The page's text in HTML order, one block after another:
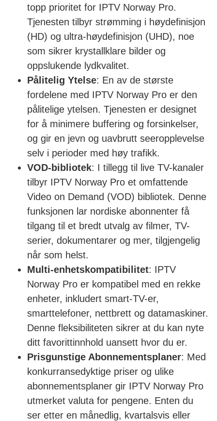
topp prioritet for IPTV Norway Pro.
Tjenesten tilbyr strømming i høydefinisjon
(HD) og ultra-høydefinisjon (UHD), noe
som sikrer krystallklare bilder og
oppslukende lydkvalitet.
Pålitelig Ytelse: En av de største
fordelene med IPTV Norway Pro er den
pålitelige ytelsen. Tjenesten er designet
for å minimere buffering og forsinkelser,
og gir en jevn og uavbrutt seeropplevelse
selv i perioder med høy trafikk.
VOD-bibliotek: I tillegg til live TV-kanaler
tilbyr IPTV Norway Pro et omfattende
Video on Demand (VOD) bibliotek. Denne
funksjonen lar nordiske abonnenter få
tilgang til et bredt utvalg av filmer, TV-
serier, dokumentarer og mer, tilgjengelig
når som helst.
Multi-enhetskompatibilitet: IPTV
Norway Pro er kompatibel med en rekke
enheter, inkludert smart-TV-er,
smarttelefoner, nettbrett og datamaskiner.
Denne fleksibiliteten sikrer at du kan nyte
ditt favorittinnhold uansett hvor du er.
Prisgunstige Abonnementsplaner: Med
konkurransedyktige priser og ulike
abonnementsplaner gir IPTV Norway Pro
utmerket valuta for pengene. Enten du
ser etter en månedlig, kvartalsvis eller